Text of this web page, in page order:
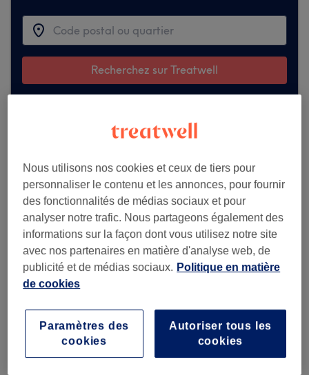
Recherchez sur Treatwell
Voir plus d'établissements
Nous utilisons nos cookies et ceux de tiers pour
personnaliser le contenu et les annonces, pour fournir
des fonctionnalités de médias sociaux et pour
analyser notre trafic. Nous partageons également des
informations sur la façon dont vous utilisez notre site
avec nos partenaires en matière d'analyse web, de
publicité et de médias sociaux. Politique en matière
de cookies
Autoriser tous les
cookies
Paramètres des
cookies